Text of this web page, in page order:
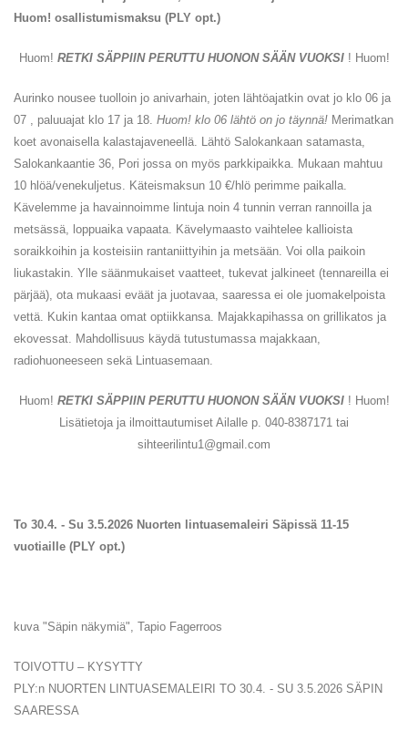
Huom! osallistumismaksu (PLY opt.)
Huom! RETKI SÄPPIIN PERUTTU HUONON SÄÄN VUOKSI! Huom!
Aurinko nousee tuolloin jo anivarhain, joten lähtöajatkin ovat jo klo 06 ja
07 , paluuajat klo 17 ja 18. Huom! klo 06 lähtö on jo täynnä! Merimatkan
koet avonaisella kalastajaveneellä. Lähtö Salokankaan satamasta,
Salokankaantie 36, Pori jossa on myös parkkipaikka. Mukaan mahtuu
10 hlöä/venekuljetus. Käteismaksun 10 €/hlö perimme paikalla.
Kävelemme ja havainnoimme lintuja noin 4 tunnin verran rannoilla ja
metsässä, loppuaika vapaata. Kävelymaasto vaihtelee kallioista
soraikkoihin ja kosteisiin rantaniittyihin ja metsään. Voi olla paikoin
liukastakin. Ylle säänmukaiset vaatteet, tukevat jalkineet (tennareilla ei
pärjää), ota mukaasi eväät ja juotavaa, saaressa ei ole juomakelpoista
vettä. Kukin kantaa omat optiikkansa. Majakkapihassa on grillikatos ja
ekovessat. Mahdollisuus käydä tutustumassa majakkaan,
radiohuoneeseen sekä Lintuasemaan.
Huom! RETKI SÄPPIIN PERUTTU HUONON SÄÄN VUOKSI! Huom!
Lisätietoja ja ilmoittautumiset Ailalle p. 040-8387171 tai
sihteerilintu1@gmail.com
To 30.4. - Su 3.5.2026 Nuorten lintuasemaleiri Säpissä 11-15
vuotiaille (PLY opt.)
kuva "Säpin näkymiä", Tapio Fagerroos
TOIVOTTU – KYSYTTY
PLY:n NUORTEN LINTUASEMALEIRI TO 30.4. - SU 3.5.2026 SÄPIN
SAARESSA